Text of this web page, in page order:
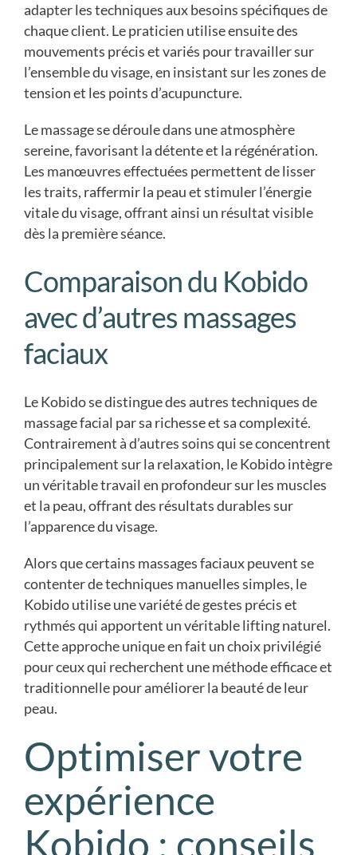
adapter les techniques aux besoins spécifiques de
chaque client. Le praticien utilise ensuite des
mouvements précis et variés pour travailler sur
l’ensemble du visage, en insistant sur les zones de
tension et les points d’acupuncture.
Le massage se déroule dans une atmosphère
sereine, favorisant la détente et la régénération.
Les manœuvres effectuées permettent de lisser
les traits, raffermir la peau et stimuler l’énergie
vitale du visage, offrant ainsi un résultat visible
dès la première séance.
Comparaison du Kobido
avec d’autres massages
faciaux
Le Kobido se distingue des autres techniques de
massage facial par sa richesse et sa complexité.
Contrairement à d’autres soins qui se concentrent
principalement sur la relaxation, le Kobido intègre
un véritable travail en profondeur sur les muscles
et la peau, offrant des résultats durables sur
l’apparence du visage.
Alors que certains massages faciaux peuvent se
contenter de techniques manuelles simples, le
Kobido utilise une variété de gestes précis et
rythmés qui apportent un véritable lifting naturel.
Cette approche unique en fait un choix privilégié
pour ceux qui recherchent une méthode efficace et
traditionnelle pour améliorer la beauté de leur
peau.
Optimiser votre
expérience
Kobido : conseils